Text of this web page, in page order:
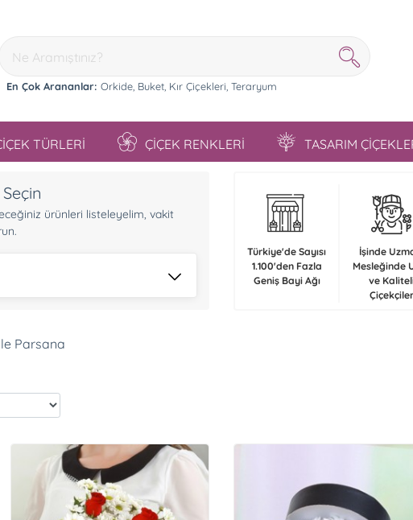
En Çok Arananlar: Orkide, Buket, Kır Çiçekleri, Teraryum
TÜRLERİ ÇİÇEK RENKLERİ TASARIM
ürünleri listeleyelim, vakit
Türkiye'de Sayısı
1.100'den Fazla
Geniş Bayi Ağı
İşinde
Mesleğinde
ve
Çiçekçiler
Parsana